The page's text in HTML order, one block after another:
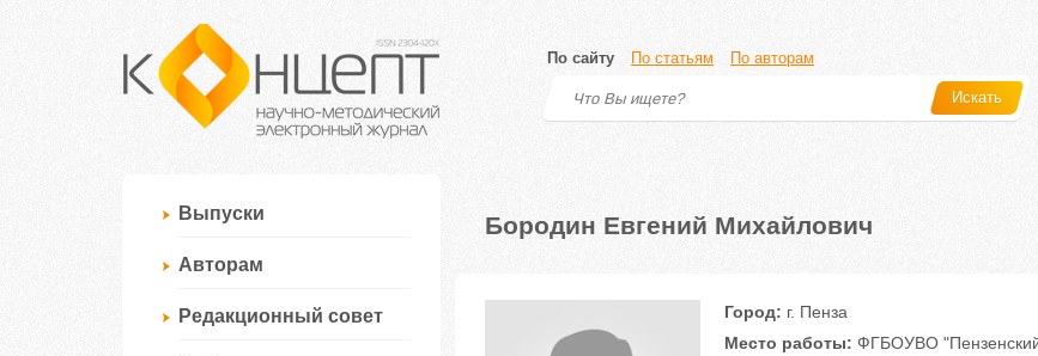
По сайту По статьям По авторам
Искать
Выпуски
Авторам
Редакционный совет
Бородин Евгений Михайлович
Город: г. Пенза
Место работы: ФГБОУВО "Пензенский